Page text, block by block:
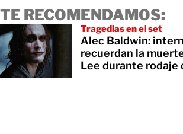
TE RECOMENDAMOS:
Tragedias en el set
Alec Baldwin:
recuerdan la
Lee durante rodaje